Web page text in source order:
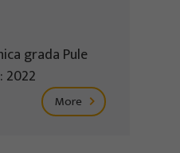
grada Pule
2022
More